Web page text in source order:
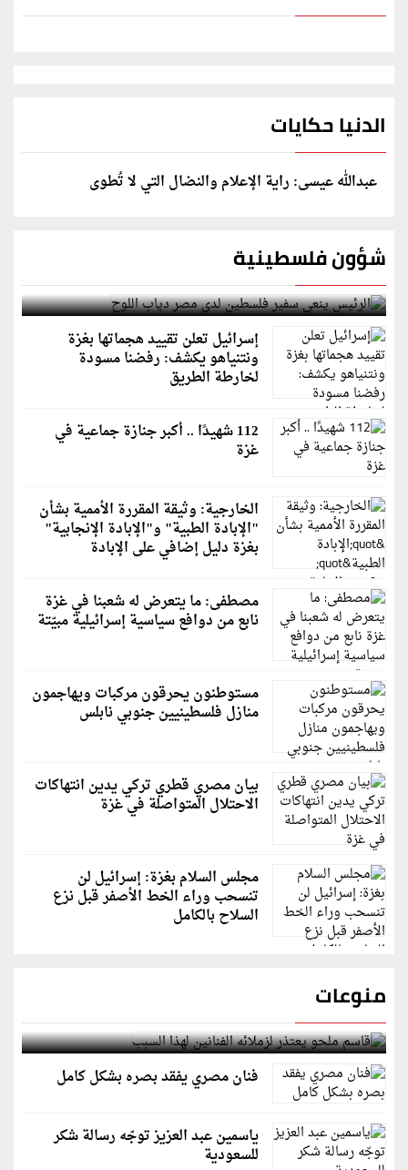
الدنيا حكايات
عبدالله عيسى: راية الإعلام والنضال التي لا تُطوى
شؤون فلسطينية
الرئيس ينعى سفير فلسطين لدى مصر دياب اللوح
إسرائيل تعلن تقييد هجماتها بغزة
ونتنياهو يكشف: رفضنا مسودة
لخارطة الطريق
112 شهيدًا .. أكبر جنازة جماعية في
غزة
الخارجية: وثيقة المقررة الأممية بشأن
"الإبادة الطبية" و"الإبادة الإنجابية"
بغزة دليل إضافي على الإبادة
مصطفى: ما يتعرض له شعبنا في غزة
نابع من دوافع سياسية إسرائيلية مبيّتة
مستوطنون يحرقون مركبات ويهاجمون
منازل فلسطينيين جنوبي نابلس
بيان مصري قطري تركي يدين انتهاكات
الاحتلال المتواصلة في غزة
مجلس السلام بغزة: إسرائيل لن
تنسحب وراء الخط الأصفر قبل نزع
السلاح بالكامل
منوعات
قاسم ملحو يعتذر لزملائه الفنانين لهذا السبب
فنان مصري يفقد بصره بشكل كامل
ياسمين عبد العزيز توجّه رسالة شكر
للسعودية